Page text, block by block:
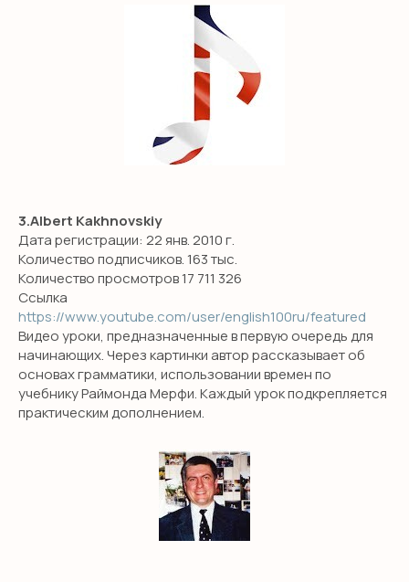
3.Albert Kakhnovskiy
Дата регистрации: 22 янв. 2010 г.
Количество подписчиков. 163 тыс.
Количество просмотров 17 711 326
Ссылка
https://www.youtube.com/user/english100ru/featured
Видео уроки, предназначенные в первую очередь для
начинающих. Через картинки автор рассказывает об
основах грамматики, использовании времен по
учебнику Раймонда Мерфи. Каждый урок подкрепляется
практическим дополнением.